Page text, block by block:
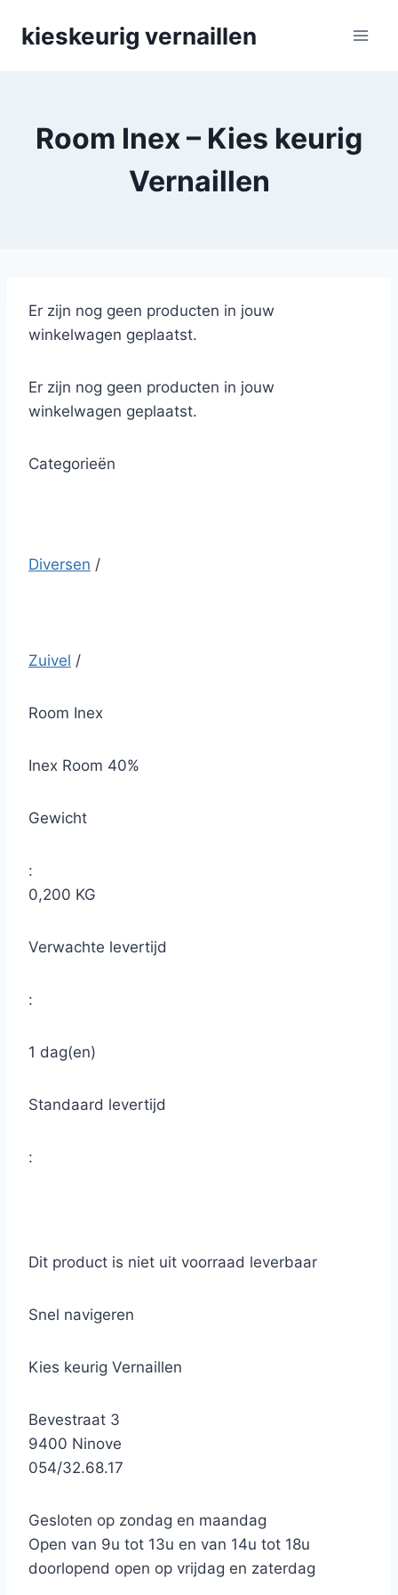
kieskeurig vernaillen
Room Inex – Kies keurig
Vernaillen
Er zijn nog geen producten in jouw
winkelwagen geplaatst.
Er zijn nog geen producten in jouw
winkelwagen geplaatst.
Categorieën
Diversen /
Zuivel /
Room Inex
Inex Room 40%
Gewicht
:
0,200 KG
Verwachte levertijd
:
1 dag(en)
Standaard levertijd
:
Dit product is niet uit voorraad leverbaar
Snel navigeren
Kies keurig Vernaillen
Bevestraat 3
9400 Ninove
054/32.68.17
Gesloten op zondag en maandag
Open van 9u tot 13u en van 14u tot 18u
doorlopend open op vrijdag en zaterdag